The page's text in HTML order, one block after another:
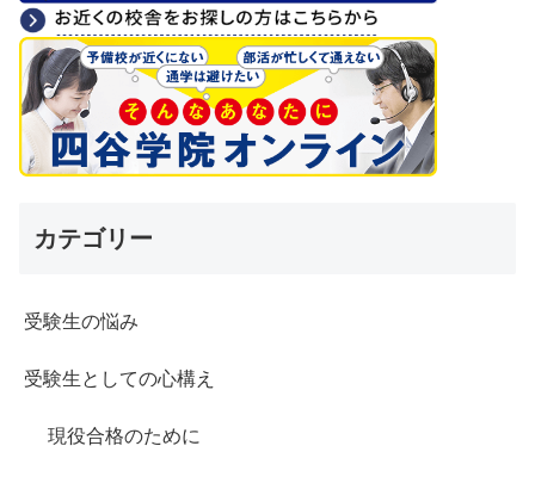
カテゴリー
受験生の悩み
受験生としての心構え
現役合格のために